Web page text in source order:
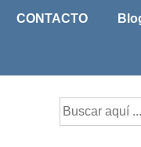
CONTACTO
Buscar
por: